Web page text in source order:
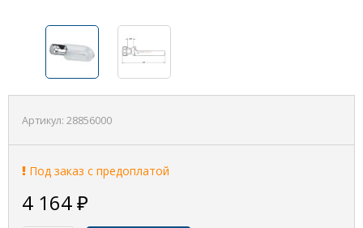
Артикул: 28856000
Под заказ с предоплатой
4 164₽